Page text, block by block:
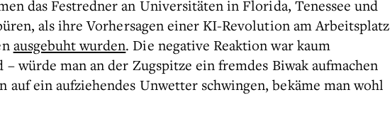
das Festredner an Universitäten in Florida, Tenessee und
als ihre Vorhersagen einer KI-Revolution am Arbeitsplatz
ausgebuht wurden. Die negative Reaktion war kaum
– würde man an der Zugspitze ein fremdes Biwak aufmachen
auf ein aufziehendes Unwetter schwingen, bekäme man wohl